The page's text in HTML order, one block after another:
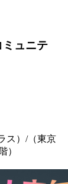
ュニテ
ス）/（東京
）